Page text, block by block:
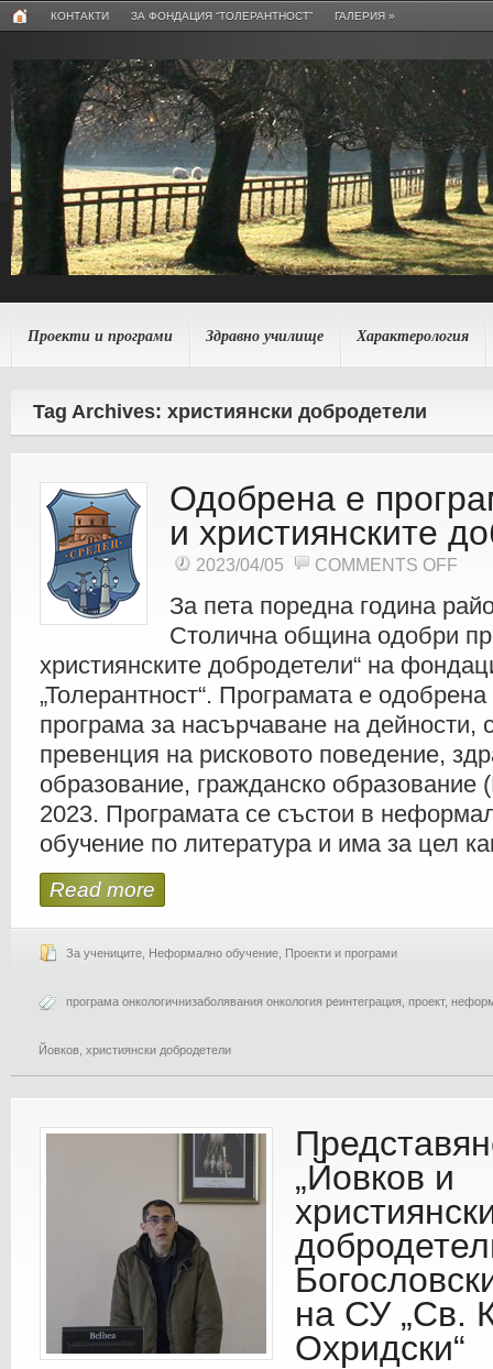
КОНТАКТИ ЗА ФОНДАЦИЯ “ТОЛЕРАНТНОСТ” ГАЛЕРИЯ »
Проекти и програми Здравно училище Характерология
Tag Archives: християнски добродетели
Одобрена е
и християнските
2023/04/05 COMMENTS OFF
За пета поредна година
Столична община одобри
християнските добродетели“ на
„Толерантност“. Програмата е
програма за насърчаване на дейности,
превенция на рисковото поведение,
образование, гражданско
2023. Програмата се състои в
обучение по литература и има за цел
Read more
За учениците Неформално обучение Проекти и програми
програма онкологичнизаболявания онкология реинтеграция проект,
Йовков християнски добродетели
„Йовков и
на СУ „Св.
Охридски“